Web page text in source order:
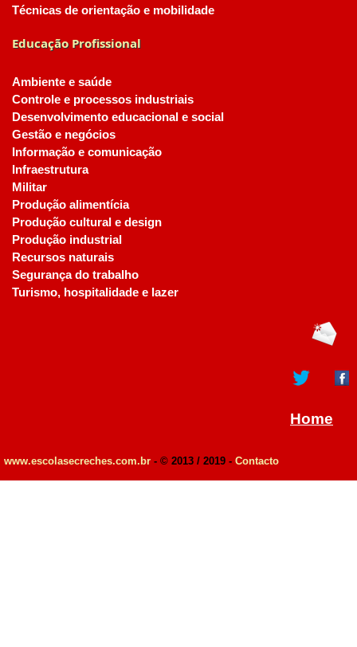
Técnicas de orientação e mobilidade
Educação Profissional
Ambiente e saúde
Controle e processos industriais
Desenvolvimento educacional e social
Gestão e negócios
Informação e comunicação
Infraestrutura
Militar
Produção alimentícia
Produção cultural e design
Produção industrial
Recursos naturais
Segurança do trabalho
Turismo, hospitalidade e lazer
Home
www.escolasecreches.com.br - © 2013 / 2019 - Contacto